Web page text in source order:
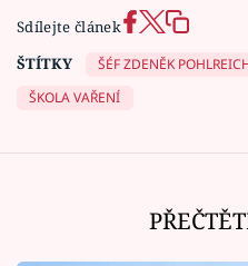
Sdílejte článek
ŠTÍTKY
ŠÉF ZDENĚK
ŠKOLA VAŘENÍ